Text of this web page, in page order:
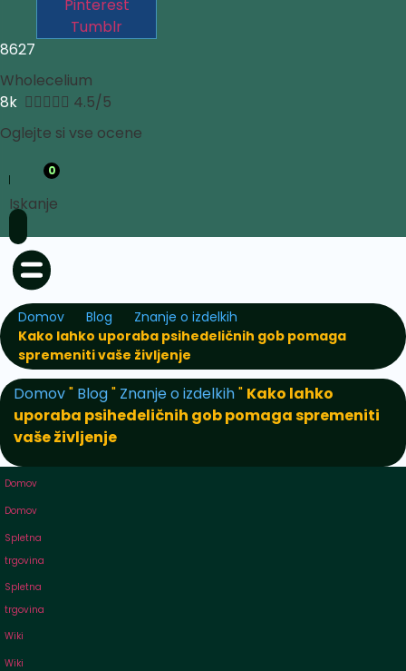
Pinterest
Tumblr
8627
Wholecelium
8k  4.5/5
Oglejte si vse ocene
0
Iskanje
Domov Blog
Znanje o izdelkih
Kako lahko uporaba psihedeličnih gob pomaga
spremeniti vaše življenje
Domov" Blog" Znanje o izdelkih" Kako lahko
uporaba psihedeličnih gob pomaga spremeniti
vaše življenje
Domov
Domov
Spletna
trgovina
Spletna
trgovina
Wiki
Wiki